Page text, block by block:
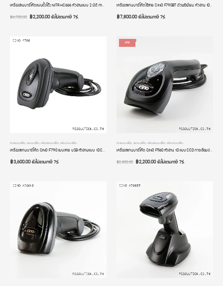
เครื่องอ่านบาร์โค้ดแบบตั้งโต๊ะ NITA HC666 หัวอ่านแบบ 2 มิติ การเชื่อมต่อแบบ USB อ่านเร็วมาก ระบบอัตโนมัติ ประกัน 2 ปี
฿4,500.00 ฿2,200.00ยังไม่รวมภาษี 7%
เครื่องสแกนบาร์โค้ดไร้สาย CINO F790BT ตัวพรีเมี่ยม หัวอ่าน 1D CCD USB มีฐานวาง มี Bluetooth รองรับทั้ง Computer และมือถือ iOS และ Android อ่านบาร์โค้ดเร็วที่สุด ทนทาน แข็งแรง เกรดโรงงานอุตสาหกรรม ประกัน 2 ปี
฿7,800.00ยังไม่รวมภาษี 7%
ตัวสแกนบาร์โค้ด สแกนบาร์โค้ด เครื่องสแกนบาร์โค้ด เครื่องอ่านบาร์โค้ด
เครื่องสแกนบาร์โค้ด CINO F790 แบบสาย USB หัวอ่านแบบ 1D CCD อ่านบาร์โค้ดเร็วที่สุด 500 Scan/S ทนทาน รับประกัน 2 ปี
฿3,600.00ยังไม่รวมภาษี 7%
-21%
ตัวสแกนบาร์โค้ด สแกนบาร์โค้ด เครื่องสแกนบาร์โค้ด เครื่องอ่านบาร์โค้ด
เครื่องสแกนบาร์โค้ด CINO F560 หัวอ่าน 1D แบบ CCD การเชื่อมต่อแบบสาย USB อ่านหน้าจอได้ อ่านบาร์โค้ดถลอก ซีดจางได้ ปุ่มกดอยู่ด้านบน รับประกัน 2 ปี
฿2,800.00 ฿2,200.00ยังไม่รวมภาษี 7%